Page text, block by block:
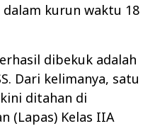
kurun waktu 18
dibekuk adalah
Dari kelimanya, satu
kini ditahan di
(Lapas) Kelas IIA